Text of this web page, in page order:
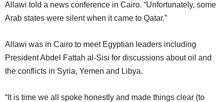
Allawi told a news conference in Cairo. “Unfortunately, some
Arab states were silent when it came to Qatar.”
Allawi was in Cairo to meet Egyptian leaders including
President Abdel Fattah al-Sisi for discussions about oil and
the conflicts in Syria, Yemen and Libya.
“It is time we all spoke honestly and made things clear (to